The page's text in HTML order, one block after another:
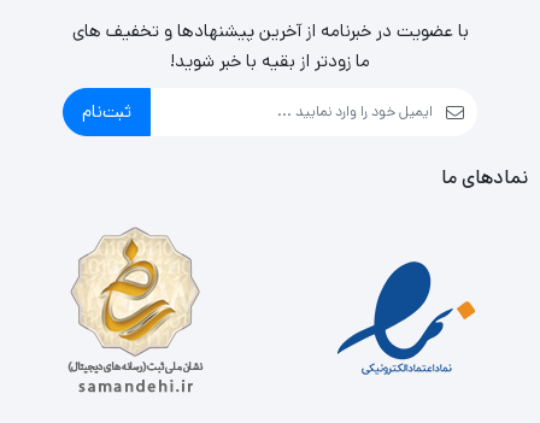
با عضویت در خبرنامه از آخرین پیشنهادها و تخفیف های
ما زودتر از بقیه با خبر شوید!
ثبت‌نام
نمادهای ما